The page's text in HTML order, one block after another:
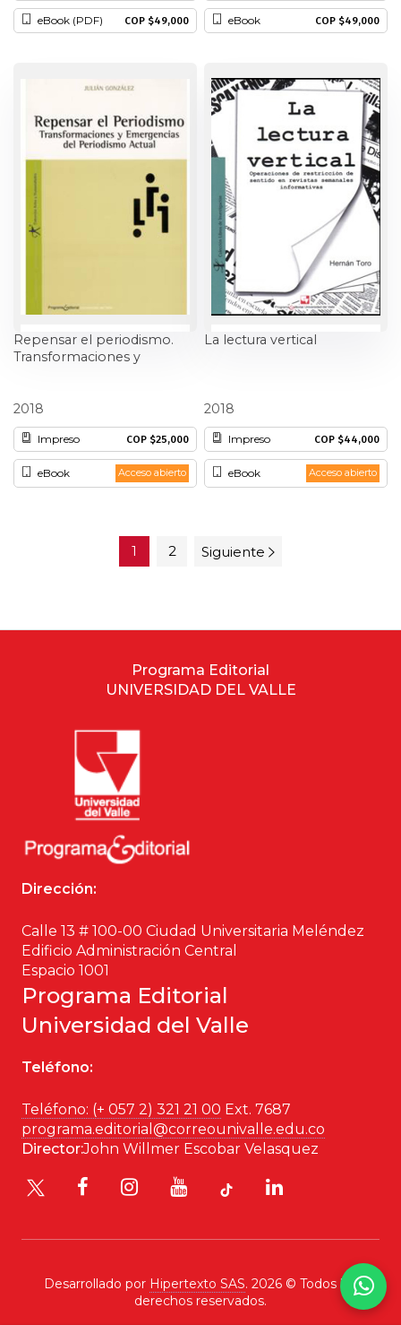
eBook (PDF) COP $49,000 eBook COP $49,000
Repensar el periodismo.
Transformaciones y
2018
Impreso COP $25,000
eBook Acceso abierto
La lectura vertical
2018
Impreso COP $44,000
eBook Acceso abierto
1 2 Siguiente
Programa Editorial
UNIVERSIDAD DEL VALLE
Dirección:
Calle 13 # 100-00 Ciudad Universitaria Meléndez
Edificio Administración Central
Espacio 1001
Programa Editorial
Universidad del Valle
Teléfono:
Teléfono: (+ 057 2) 321 21 00 Ext. 7687
programa.editorial@correounivalle.edu.co
Director:John Willmer Escobar Velasquez
Desarrollado por Hipertexto SAS. 2026 © Todos los
derechos reservados.